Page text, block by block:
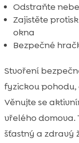
Odstraňte
Zajistěte
okna
Bezpečné
Stvoření
fyzickou
Věnujte se
vřelého domova.
šťastný a zdravý